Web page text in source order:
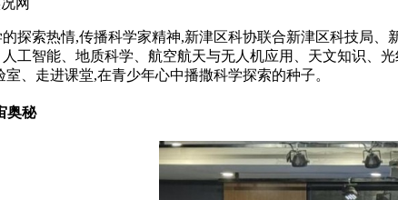
探索热情,传播科学家精神,新津区科协联合新津区科技局
工智能、地质科学、航空航天与无人机应用、天文知识、
、走进课堂,在青少年心中播撒科学探索的种子。
奥秘